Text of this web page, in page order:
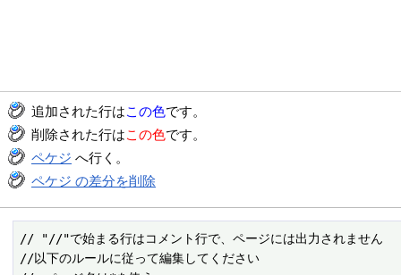
追加された行はこの色です。
削除された行はこの色です。
ペケジ へ行く。
ペケジ の差分を削除
// "//"で始まる行はコメント行で、ページには出力されません
//以下のルールに従って編集してください